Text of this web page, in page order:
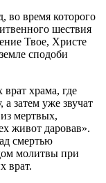
во время которого
шествия
Твое, Христе
сподоби
врат храма, где
затем уже звучат
мертвых,
живот даровав».
смертью
молитвы при
врат.